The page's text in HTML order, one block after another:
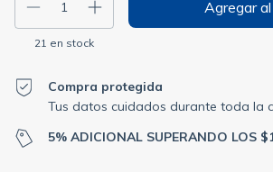
21 en stock
Compra protegida
Tus datos cuidados durante toda la
5% ADICIONAL SUPERANDO LOS